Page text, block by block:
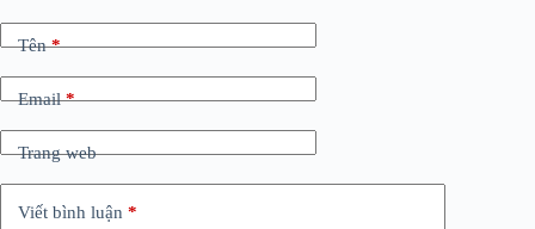
Tên*
Email*
Trang web
Viết bình luận *